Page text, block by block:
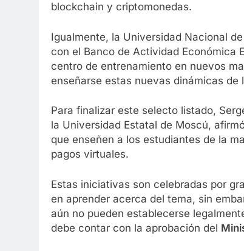
blockchain y criptomonedas.
Igualmente, la Universidad Nacional
con el Banco de Actividad Económica
centro de entrenamiento en nuevos
enseñarse estas nuevas dinámicas de
Para finalizar este selecto listado,
la Universidad Estatal de Moscú,
que enseñen a los estudiantes de la
pagos virtuales.
Estas iniciativas son celebradas por
en aprender acerca del tema, sin
aún no pueden establecerse
debe contar con la aprobación del